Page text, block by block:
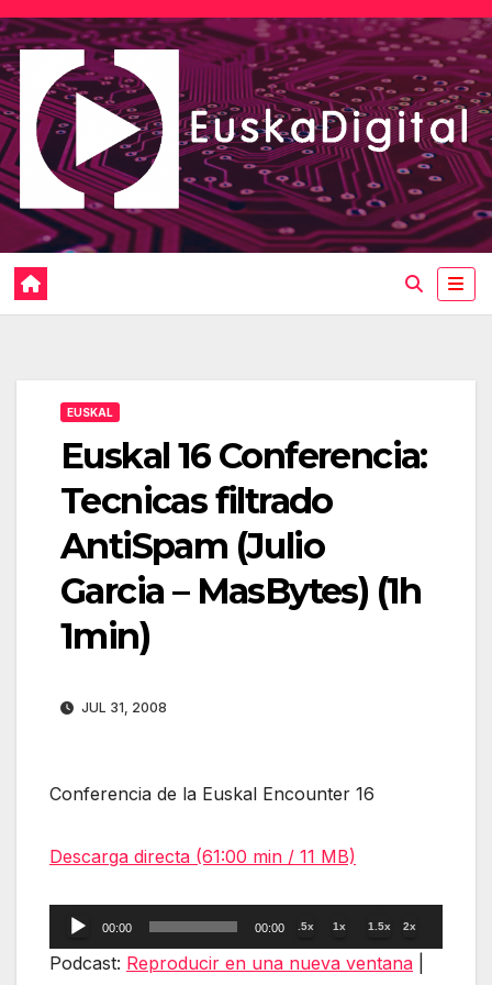
Saltar
al
contenido
EUSKAL
Euskal 16 Conferencia:
Tecnicas filtrado
AntiSpam (Julio
Garcia – MasBytes) (1h
1min)
JUL 31, 2008
Conferencia de la Euskal Encounter 16
Descarga directa (61:00 min / 11 MB)
Reproductor
de
00:00 00:00 .5x 1x 1.5x 2x
Podcast: Reproducir en una nueva ventana